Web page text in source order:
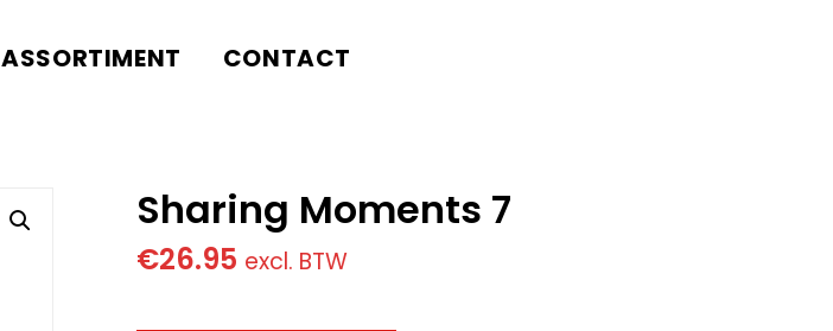
ASSORTIMENT CONTACT
Sharing Moments 7
€26.95 excl. BTW